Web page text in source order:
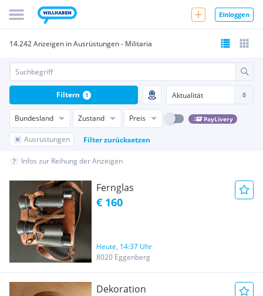
Einloggen
14.242 Anzeigen in Ausrüstungen - Militaria
Bundesland Zustand Preis PayLivery
Ausrüstungen Filter zurücksetzen
Filtern 1
Infos zur Reihung der Anzeigen
Fernglas
€ 160
Heute, 14:37 Uhr
8020 Eggenberg
Dekoration